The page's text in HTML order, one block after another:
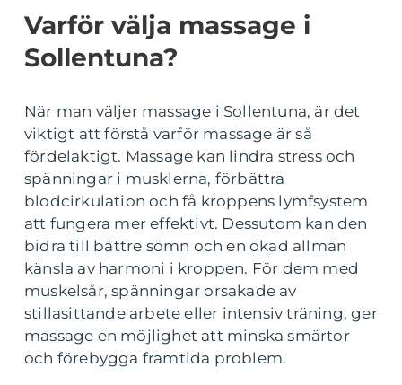
Varför välja massage i
Sollentuna?
När man väljer massage i Sollentuna, är det
viktigt att förstå varför massage är så
fördelaktigt. Massage kan lindra stress och
spänningar i musklerna, förbättra
blodcirkulation och få kroppens lymfsystem
att fungera mer effektivt. Dessutom kan den
bidra till bättre sömn och en ökad allmän
känsla av harmoni i kroppen. För dem med
muskelsår, spänningar orsakade av
stillasittande arbete eller intensiv träning, ger
massage en möjlighet att minska smärtor
och förebygga framtida problem.